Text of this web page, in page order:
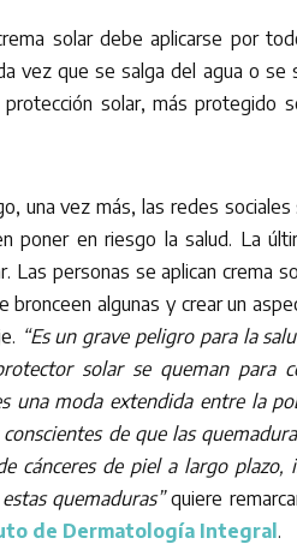
solar debe aplicarse por
vez que se salga del agua o
protección solar, más protegido
una vez más, las redes
poner en riesgo la salud. La
Las personas se aplican crema
bronceen algunas y crear un
“Es un grave peligro para la
solar se queman para
una moda extendida entre la
de que las
cánceres de piel a largo plazo,
quemaduras”quiere
de Dermatología Integral.